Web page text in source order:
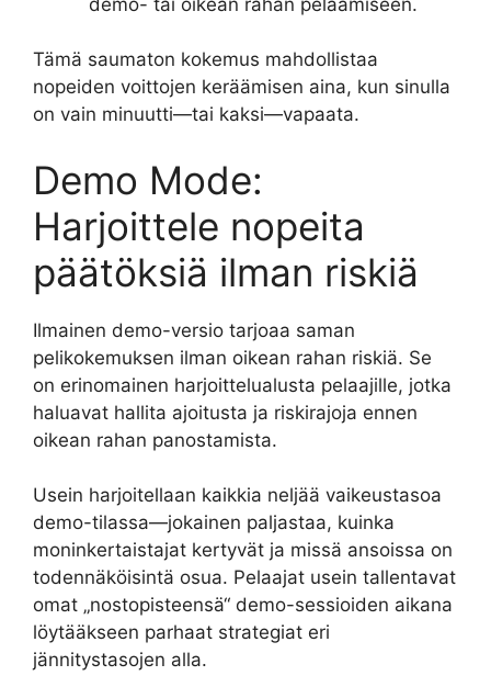
Tämä saumaton kokemus mahdollistaa
nopeiden voittojen keräämisen aina, kun sinulla
on vain minuutti—tai kaksi—vapaata.
Demo Mode:
Harjoittele nopeita
päätöksiä ilman riskiä
Ilmainen demo-versio tarjoaa saman
pelikokemuksen ilman oikean rahan riskiä. Se
on erinomainen harjoittelualusta pelaajille, jotka
haluavat hallita ajoitusta ja riskirajoja ennen
oikean rahan panostamista.
Usein harjoitellaan kaikkia neljää vaikeustasoa
demo-tilassa—jokainen paljastaa, kuinka
moninkertaistajat kertyvät ja missä ansoissa on
todennäköisintä osua. Pelaajat usein tallentavat
omat „nostopisteensä“ demo-sessioiden aikana
löytääkseen parhaat strategiat eri
jännitystasojen alla.